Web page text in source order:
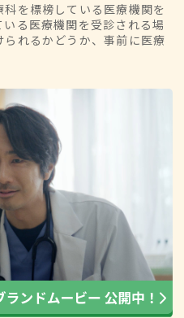
を標榜している医療機関を
る医療機関を受診される場
れるかどうか、事前に医療